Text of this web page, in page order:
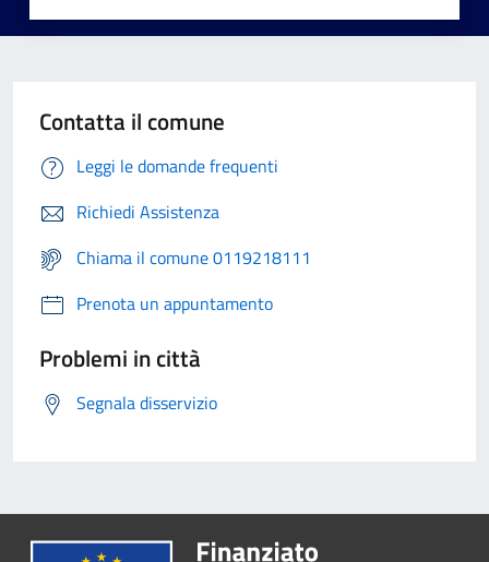
Contatta il comune
Leggi le domande frequenti
Richiedi Assistenza
Chiama il comune 0119218111
Prenota un appuntamento
Problemi in città
Segnala disservizio